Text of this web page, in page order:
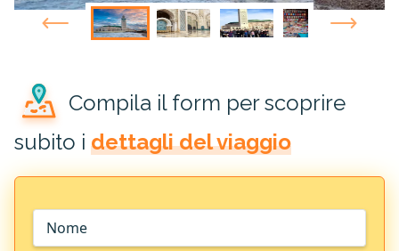
Compila il form per scoprire
subito i dettagli del viaggio